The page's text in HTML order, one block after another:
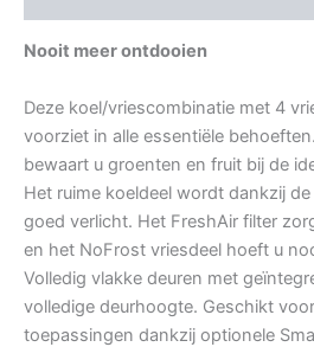
Nooit meer ontdooien
Deze koel/vriescombinatie met 4
voorziet in alle essentiële
bewaart u groenten en fruit bij de
Het ruime koeldeel wordt dankzij
goed verlicht. Het FreshAir filter
en het NoFrost vriesdeel hoeft u
Volledig vlakke deuren met
volledige deurhoogte. Geschikt
toepassingen dankzij optionele